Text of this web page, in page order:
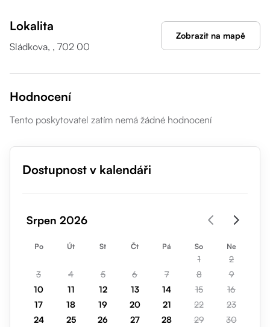
Lokalita
Sládkova, , 702 00
Zobrazit na mapě
Hodnocení
Tento poskytovatel zatím nemá žádné hodnocení
Dostupnost v kalendáři
Srpen 2026
Po Út St Čt Pá So Ne
1
2
3
4 5 6 7 8
9
10
11 12 13 14 15
16
17
18 19 20 21 22
23
24
25 26 27 28 29
30